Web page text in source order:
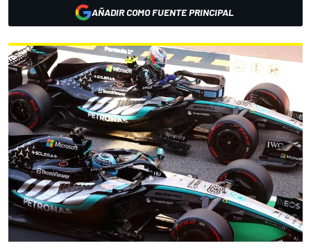
AÑADIR COMO FUENTE PRINCIPAL